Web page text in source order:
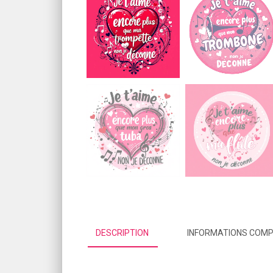
DESCRIPTION INFORMATIONS